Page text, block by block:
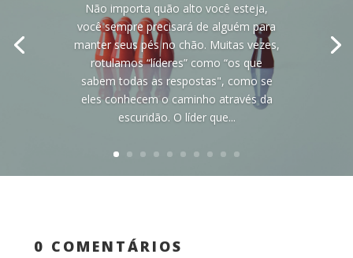
Não importa quão alto você esteja,
você sempre precisará de alguém para
manter seus pés no chão. Muitas vezes,
rotulamos “líderes” como “os que
sabem todas as respostas", como se
eles conhecem o caminho através da
escuridão. O líder que...
0 COMENTÁRIOS